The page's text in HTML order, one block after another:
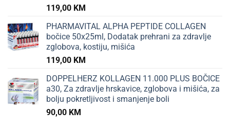
119,00 KM
PHARMAVITAL ALPHA PEPTIDE COLLAGEN
bočice 50x25ml, Dodatak prehrani za zdravlje
zglobova, kostiju, mišića
119,00 KM
DOPPELHERZ KOLLAGEN 11.000 PLUS BOČICE
a30, Za zdravlje hrskavice, zglobova i mišića, za
bolju pokretljivost i smanjenje boli
90,00 KM